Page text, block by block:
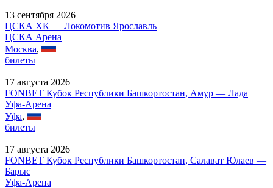
13 сентября 2026
ЦСКА ХК — Локомотив Ярославль
ЦСКА Арена
Москва,
билеты
17 августа 2026
FONBET Кубок Республики Башкортостан, Амур — Лада
Уфа-Арена
Уфа,
билеты
17 августа 2026
FONBET Кубок Республики Башкортостан, Салават Юлаев —
Барыс
Уфа-Арена